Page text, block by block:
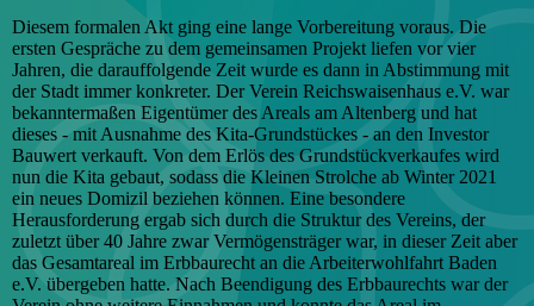
Diesem formalen Akt ging eine lange Vorbereitung voraus. Die
ersten Gespräche zu dem gemeinsamen Projekt liefen vor vier
Jahren, die darauffolgende Zeit wurde es dann in Abstimmung mit
der Stadt immer konkreter. Der Verein Reichswaisenhaus e.V. war
bekanntermaßen Eigentümer des Areals am Altenberg und hat
dieses - mit Ausnahme des Kita-Grundstückes - an den Investor
Bauwert verkauft. Von dem Erlös des Grundstückverkaufes wird
nun die Kita gebaut, sodass die Kleinen Strolche ab Winter 2021
ein neues Domizil beziehen können. Eine besondere
Herausforderung ergab sich durch die Struktur des Vereins, der
zuletzt über 40 Jahre zwar Vermögensträger war, in dieser Zeit aber
das Gesamtareal im Erbbaurecht an die Arbeiterwohlfahrt Baden
e.V. übergeben hatte. Nach Beendigung des Erbbaurechts war der